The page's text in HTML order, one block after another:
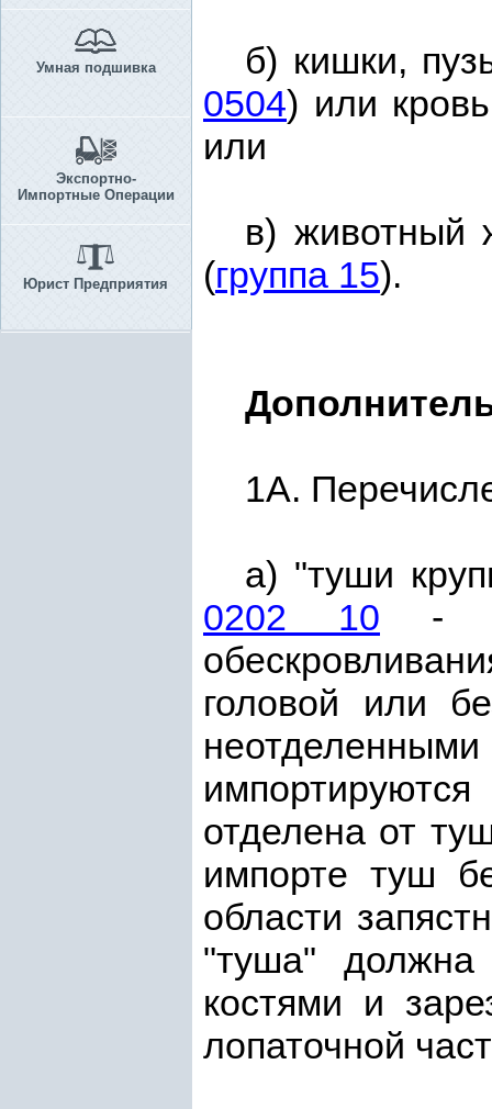
Умная подшивка
Экспортно-
Импортные Операции
Юрист Предприятия
б) кишки,
0504) или
или
в) животный
(группа 15).
1А.
а) "туши
0202 10 -
головой или
отделена от
импорте туш
области
"туша"
костями и
лопаточной